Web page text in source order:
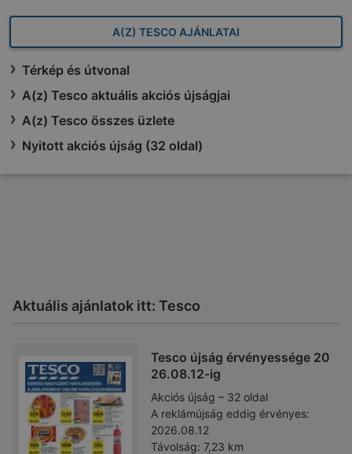
A(Z) TESCO AJÁNLATAI
Térkép és útvonal
A(z) Tesco aktuális akciós újságjai
A(z) Tesco összes üzlete
Nyitott akciós újság (32 oldal)
Aktuális ajánlatok itt: Tesco
Tesco újság érvényessége 20
26.08.12-ig
Akciós újság – 32 oldal
A reklámújság eddig érvényes:
2026.08.12
Távolság: 7,23 km